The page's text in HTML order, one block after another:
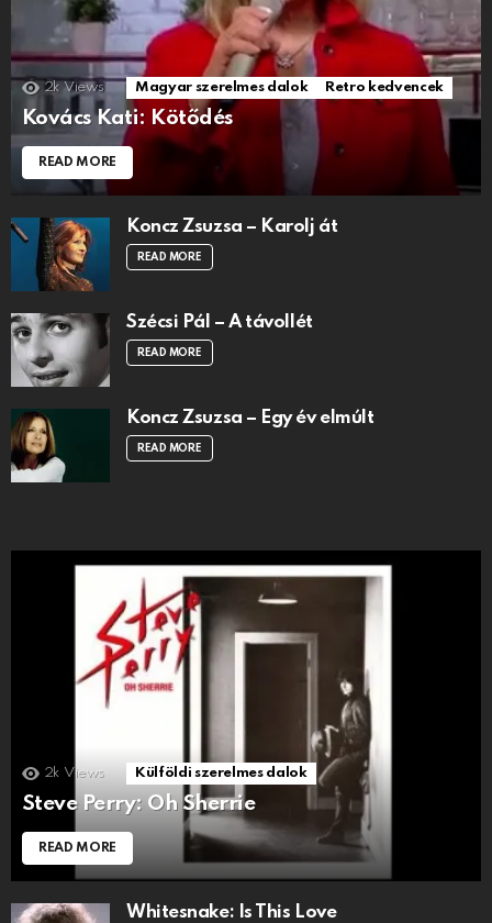
2k Views Magyar szerelmes dalok Retro kedvencek
Kovács Kati: Kötődés
READ MORE
Koncz Zsuzsa – Karolj át
READ MORE
Szécsi Pál – A távollét
READ MORE
Koncz Zsuzsa – Egy év elmúlt
READ MORE
2k Views Külföldi szerelmes dalok
Steve Perry: Oh Sherrie
READ MORE
Whitesnake: Is This Love